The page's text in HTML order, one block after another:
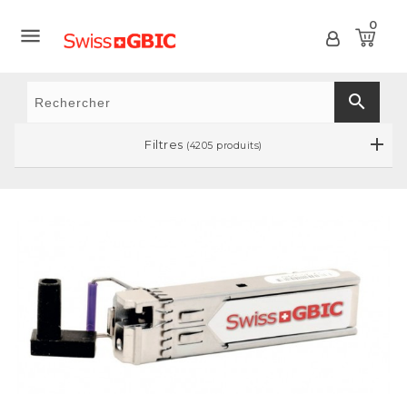
 0
search
Filtres (4205 produits)